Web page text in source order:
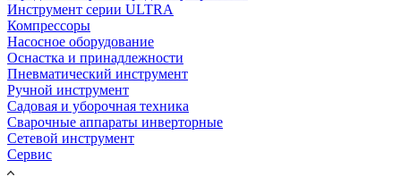
Инструмент серии ULTRA
Компрессоры
Насосное оборудование
Оснастка и принадлежности
Пневматический инструмент
Ручной инструмент
Садовая и уборочная техника
Сварочные аппараты инверторные
Сетевой инструмент
Сервис